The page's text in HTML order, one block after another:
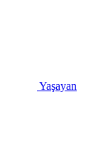
Yaşayan